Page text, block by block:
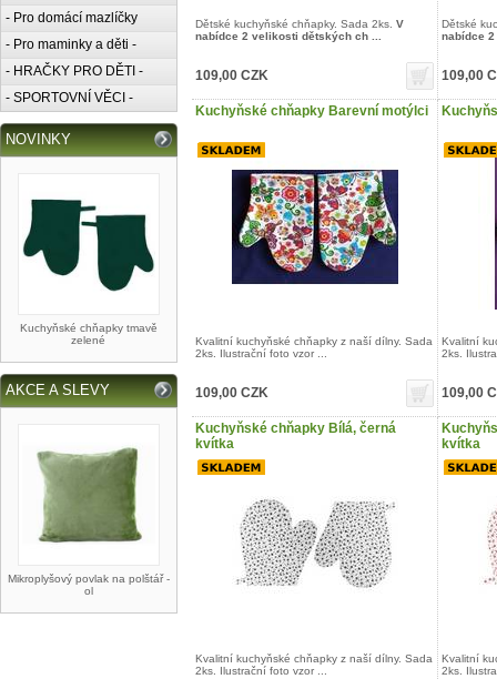
- Pro domácí mazlíčky
- Pro maminky a děti -
- HRAČKY PRO DĚTI -
- SPORTOVNÍ VĚCI -
NOVINKY
Kuchyňské chňapky tmavě
zelené
AKCE A SLEVY
Mikroplyšový povlak na polštář -
ol
Dětské kuchyňské chňapky. Sada 2ks. V
nabídce 2 velikosti dětských ch ...
109,00 CZK
Dětské
nabídce
109,00
Kuchyňské chňapky Barevní motýlci
Kvalitní kuchyňské chňapky z naší dílny. Sada
2ks. Ilustrační foto vzor ...
109,00 CZK
Kvalitní
2ks.
109,00
Kuchyňské chňapky Bílá, černá
kvítka
Kvalitní kuchyňské chňapky z naší dílny. Sada
2ks. Ilustrační foto vzor ...
kvítka
Kvalitní
2ks.